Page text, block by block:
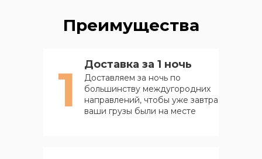
Доставка за 1 ночь
Доставляем за ночь по
большинству междугородних
направлений, чтобы уже завтра
ваши грузы были на месте
1
Преимущества